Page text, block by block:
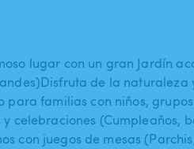
lugar con un gran Jardín
de la
para familias con niños​,​
y celebraciones (Cumpleaños​,​
con juegos de mesas